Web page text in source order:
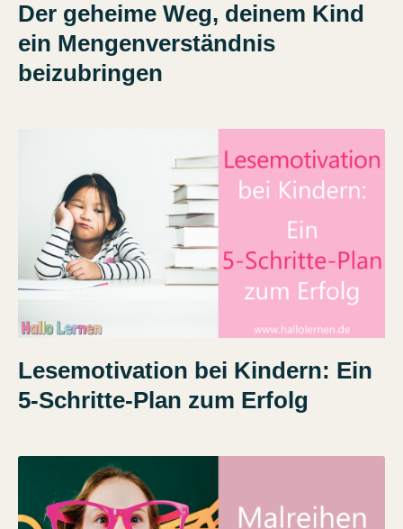
Der geheime Weg, deinem Kind
ein Mengenverständnis
beizubringen
Lesemotivation bei Kindern: Ein
5-Schritte-Plan zum Erfolg